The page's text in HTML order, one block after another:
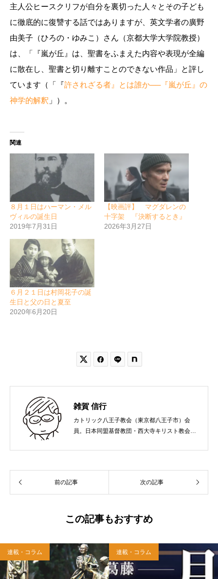
主人公ヒースクリフが自分を裏切った人々とその子ども
に徹底的に復讐する話ではありますが、英文学者の廣野
由美子（ひろの・ゆみこ）さん（京都大学大学院教授）
は、「『嵐が丘』は、聖書をふまえた内容や表現が全編
に散在し、聖書と切り離すことのできない作品」と評し
ています（「『許されざる者』とは誰か──『嵐が丘』の
神学的解釈 」）。
関連
８月１日はハーマン・メル
ヴィルの誕生日
2019年7月31日
【映画評】 マグダレンの
十字架 『決断するとき』
2026年3月27日
６月２１日は村岡花子の誕
生日と父の日と夏至
2020年6月20日
 
雑賀 信行
カトリック八王子教会（東京都八王子市）会
員。日本同盟基督教団・西大寺キリスト教会
れ。関西学院大学社会学部卒業。９０年代、い
て、雜賀編集工房として独立。
前の記事 次の記事
この記事もおすすめ
連載・コラム 連載・コラム